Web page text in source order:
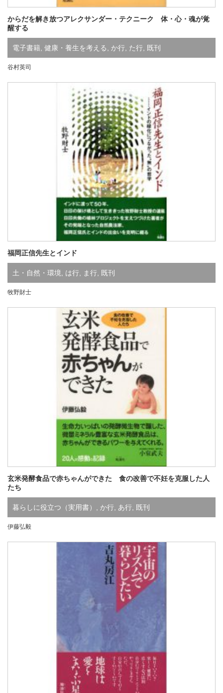
からだを解き放つアレクサンダー・テクニーク 体・心・魂が覚
醒する
電子書籍 健康・養生を考える か行 た行 既刊
谷村英司
福岡正信先生とインド
土・自然・環境, は行, ま行, 既刊
牧野財士
玄米発酵食品で赤ちゃんができた 食の改善で不妊を克服した人
たち
暮らしに役立つ（実用書） か行 あ行 既刊
伊藤弘毅